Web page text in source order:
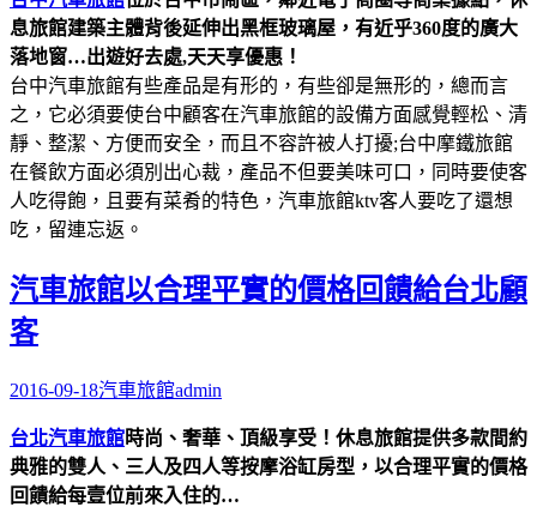
息旅館建築主體背後延伸出黑框玻璃屋，有近乎360度的廣大
落地窗…出遊好去處,天天享優惠！
台中汽車旅館有些產品是有形的，有些卻是無形的，總而言
之，它必須要使台中顧客在汽車旅館的設備方面感覺輕松、清
靜、整潔、方便而安全，而且不容許被人打擾;台中摩鐵旅館
在餐飲方面必須別出心裁，產品不但要美味可口，同時要使客
人吃得飽，且要有菜肴的特色，汽車旅館ktv客人要吃了還想
吃，留連忘返。
汽車旅館以合理平實的價格回饋給台北顧
客
2016-09-18汽車旅館admin
台北汽車旅館時尚、奢華、頂級享受！休息旅館提供多款間約
典雅的雙人、三人及四人等按摩浴缸房型，以合理平實的價格
回饋給每壹位前來入住的…